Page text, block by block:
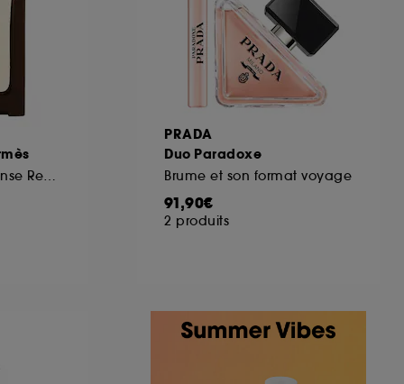
PRADA
Duo Paradoxe
Brume et son format voyage
91,90€
2 produits